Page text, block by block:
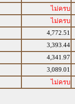
ไม่ครบ
ไม่ครบ
4,772.51
3,393.44
4,341.97
3,089.01
ไม่ครบ